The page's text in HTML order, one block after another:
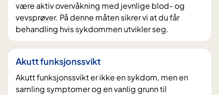
være aktiv overvåkning med jevnlige blod- og
vevsprøver. På denne måten sikrer vi at du får
behandling hvis sykdommen utvikler seg.
Akutt funksjonssvikt
Akutt funksjonssvikt er ikke en sykdom, men en
samling symptomer og en vanlig grunn til